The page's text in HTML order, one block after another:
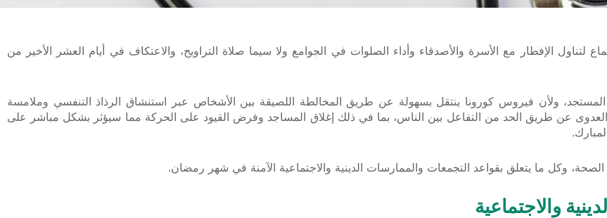
لتناول الإفطار مع الأسرة والأصدقاء وأداء الصلوات في الجوامع ولا سيما صلاة التراويح، والاعتكاف في أيام العشر الأخير من
ولأن فيروس كورونا ينتقل بسهولة عن طريق المخالطة اللصيقة بين الأشخاص عبر استنشاق الرذاذ التنفسي وملامسة
العدوى عن طريق الحد من التفاعل بين الناس، بما في ذلك إغلاق المساجد وفرض القيود على الحركة مما سيؤثر بشكل مباشر على
وكل ما يتعلق بقواعد التجمعات والممارسات الدينية والاجتماعية الآمنة في شهر رمضان.
والاجتماعية